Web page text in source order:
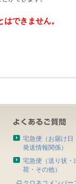
できません。
宅急便（お届け日
発送情報関係）
宅急便（送り状・
荷・その他）